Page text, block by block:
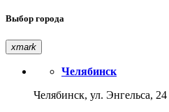
Выбор города
xmark
Челябинск
Челябинск, ул. Энгельса, 24